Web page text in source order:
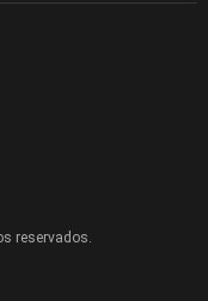
reservados.